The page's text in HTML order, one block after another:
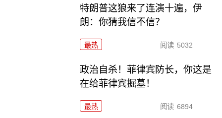
特朗普这狼来了连演十遍，伊
朗：你猜我信不信？
最热 阅读 5032
政治自杀！菲律宾防长，你这是
在给菲律宾掘墓！
最热 阅读 6894